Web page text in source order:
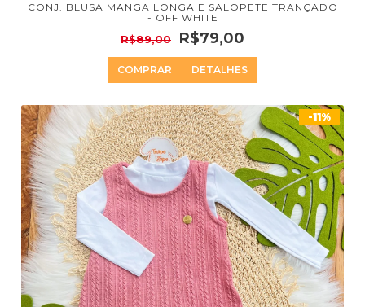
CONJ. BLUSA MANGA LONGA E SALOPETE TRANÇADO
- OFF WHITE
R$89,00 R$79,00
COMPRAR DETALHES
-11%